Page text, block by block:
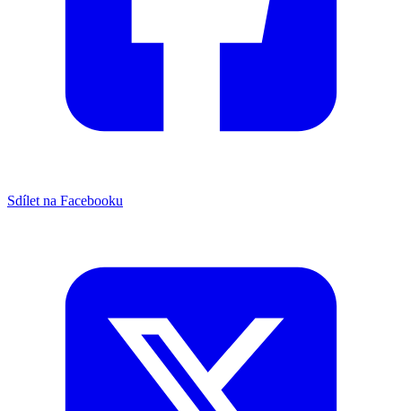
Sdílet na Facebooku